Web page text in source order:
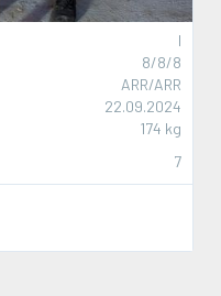
I
8/8/8
ARR/ARR
22.09.2024
174 kg
7